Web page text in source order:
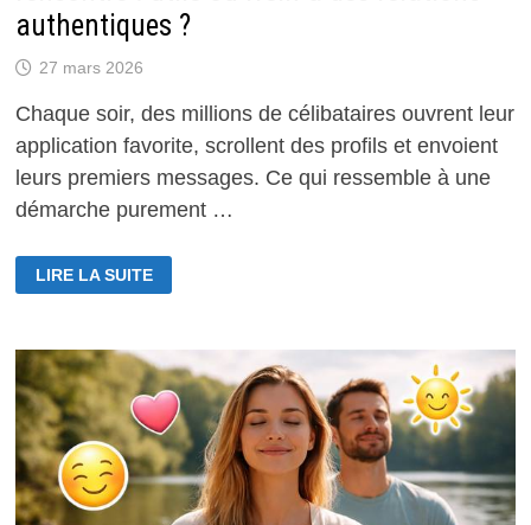
authentiques ?
27 mars 2026
Chaque soir, des millions de célibataires ouvrent leur
application favorite, scrollent des profils et envoient
leurs premiers messages. Ce qui ressemble à une
démarche purement …
L’INTELLIGENCE
ARTIFICIELLE
SUR
DE
RENCONTRE
:
UTILE
OU
FREIN
À
DES
RELATIONS
AUTHENTIQUES
?
LIRE LA SUITE